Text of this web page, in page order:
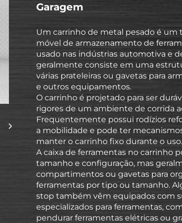
Garagem
Um carrinho de metal pesado é um
móvel de armazenamento de
usado nas indústrias automotiva e
geralmente consiste em uma
várias prateleiras ou gavetas para
e outros equipamentos.
O carrinho é projetado para ser
rigores de um ambiente de corrida
Frequentemente possui rodízios
a mobilidade e pode ter
manter o carrinho fixo durante o uso.
A caixa de ferramentas no carrinho
tamanho e configuração, mas
compartimentos ou gavetas para
ferramentas por tipo ou tamanho.
stop também vêm equipados com
especializados para ferramentas,
pendurar ferramentas elétricas ou